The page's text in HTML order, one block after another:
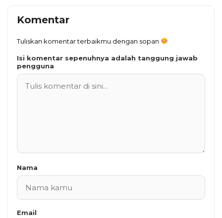
Komentar
Tuliskan komentar terbaikmu dengan sopan
Isi komentar sepenuhnya adalah tanggung jawab
pengguna
Nama
Email